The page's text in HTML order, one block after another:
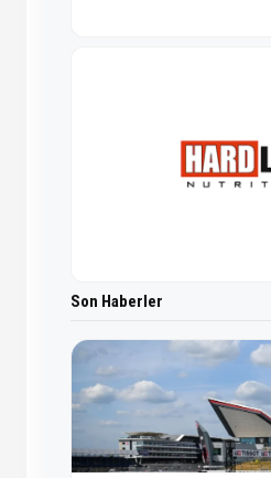
Son Haberler